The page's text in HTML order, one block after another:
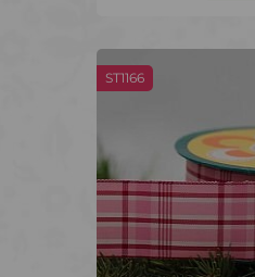
ST1166